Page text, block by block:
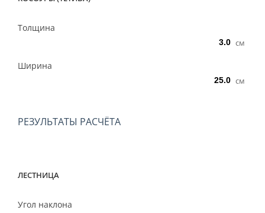
Толщина
см
Ширина
см
РЕЗУЛЬТАТЫ РАСЧЁТА
ЛЕСТНИЦА
Угол наклона